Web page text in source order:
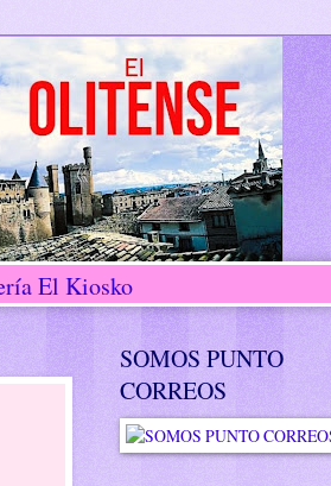
El Kiosko
SOMOS PUNTO
CORREOS